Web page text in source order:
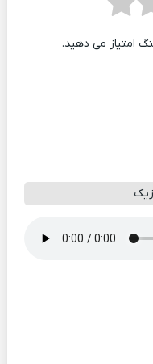
امتیاز می دهید.